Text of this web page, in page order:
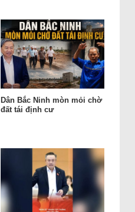
Dân Bắc Ninh mòn mỏi chờ
đất tái định cư